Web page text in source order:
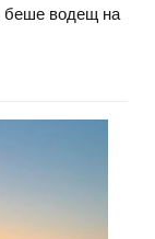
водещ на